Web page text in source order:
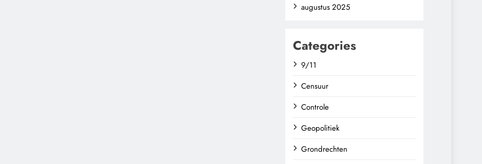
augustus 2025
Categories
9/11
Censuur
Controle
Geopolitiek
Grondrechten